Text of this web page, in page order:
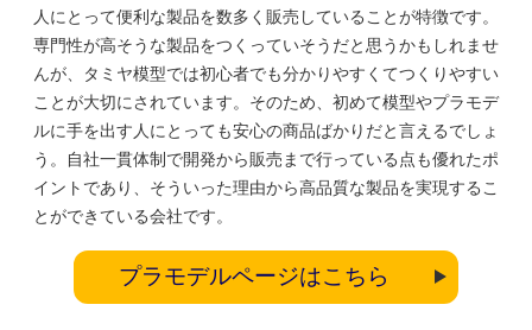
人にとって便利な製品を数多く販売していることが特徴です。
専門性が高そうな製品をつくっていそうだと思うかもしれませ
んが、タミヤ模型では初心者でも分かりやすくてつくりやすい
ことが大切にされています。そのため、初めて模型やプラモデ
ルに手を出す人にとっても安心の商品ばかりだと言えるでしょ
う。自社一貫体制で開発から販売まで行っている点も優れたポ
イントであり、そういった理由から高品質な製品を実現するこ
とができている会社です。
プラモデルページはこちら